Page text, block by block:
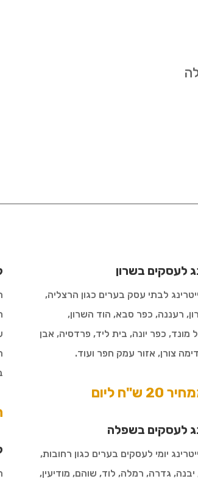
לעסקים בשרון
לבתי עסק בערים כגון הרצליה,
רעננה, כפר סבא, הוד השרון,
מונד, כפר יונה, בית ליד, פרדסיה, אבן
צורן, אזור עמק חפר ועוד.
ש"ח ליום
לעסקים בשפלה
יומי לעסקים בערים כגון רחובות,
יבנה, גדרה, רמלה, לוד, שוהם, מודיעין,